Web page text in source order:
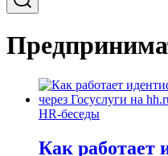
HR-беседы
Как работает